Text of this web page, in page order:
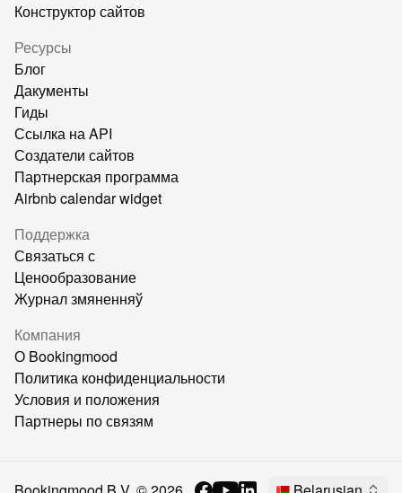
Конструктор сайтов
Ресурсы
Блог
Дакументы
Гиды
Ссылка на API
Создатели сайтов
Партнерская программа
Airbnb calendar widget
Поддержка
Связаться с
Ценообразование
Журнал змяненняў
Компания
О Bookingmood
Политика конфиденциальности
Условия и положения
Партнеры по связям